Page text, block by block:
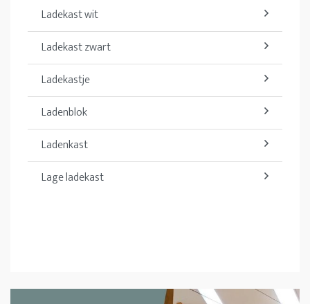
Ladekast wit
Ladekast zwart
Ladekastje
Ladenblok
Ladenkast
Lage ladekast